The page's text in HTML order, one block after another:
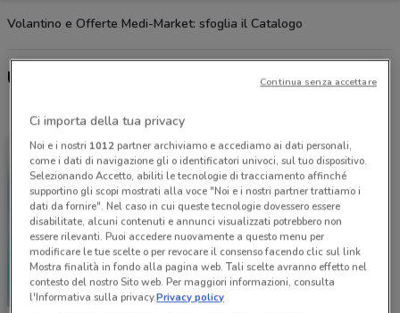
Volantino e Offerte Medi-Market: sfoglia il Catalogo
Ultime offerte del volantino Medi-Market
Ci importa della tua privacy
Noi e i nostri 1012partner archiviamo e accediamo ai dati personali,
come i dati di navigazione gli o identificatori univoci, sul tuo dispositivo.
Selezionando Accetto, abiliti le tecnologie di tracciamento affinché
supportino gli scopi mostrati alla voce "Noi e i nostri partner trattiamo i
dati da fornire". Nel caso in cui queste tecnologie dovessero essere
disabilitate, alcuni contenuti e annunci visualizzati potrebbero non
essere rilevanti. Puoi accedere nuovamente a questo menu per
modificare le tue scelte o per revocare il consenso facendo clic sul link
Mostra finalità in fondo alla pagina web. Tali scelte avranno effetto nel
contesto del nostro Sito web. Per maggiori informazioni, consulta
l'Informativa sulla privacy.Privacy policy
Continua senza accettare